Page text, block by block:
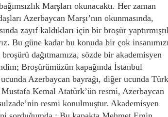
Marşları okunacaktı. Her zaman
Azerbaycan Marşı’nın okunmasında,
zayıf kaldıkları için bir broşür
Bu güne kadar bu konuda bir çok
dağıtmamıza, sözde bir akademisyen
Broşürümüzün kapağında İstanbul
Azerbaycan bayrağı, diğer ucunda Türk
Mustafa Kemal Atatürk’ün resmi, Azerbaycan
resmi konulmuştur. Akademisyen